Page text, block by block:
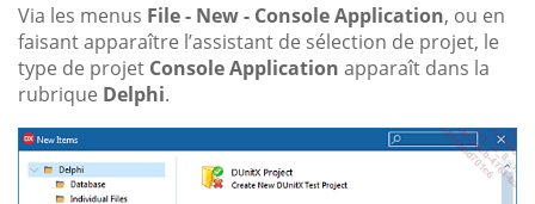
Via les menus File - New - Console Application, ou en
faisant apparaître l’assistant de sélection de projet, le
type de projet Console Application apparaît dans la
rubrique Delphi.